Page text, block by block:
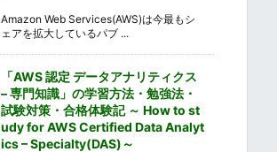
Amazon Web Services(AWS)は今最もシ
ェアを拡大しているパブ ...
「AWS 認定 データアナリティクス
– 専門知識」の学習方法・勉強法・
試験対策・合格体験記 ～ How to st
udy for AWS Certified Data Analyt
ics – Specialty(DAS)～